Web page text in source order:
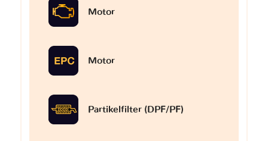
Motor
Motor
Partikelfilter (DPF/PF)